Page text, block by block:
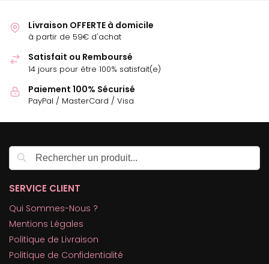
Livraison OFFERTE à domicile
à partir de 59€ d'achat
Satisfait ou Remboursé
14 jours pour être 100% satisfait(e)
Paiement 100% Sécurisé
PayPal / MasterCard / Visa
SERVICE CLIENT
Qui Sommes-Nous ?
Mentions Légales
Politique de Livraison
Politique de Confidentialité